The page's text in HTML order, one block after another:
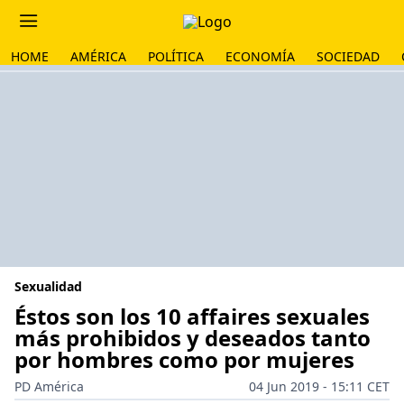
HOME AMÉRICA POLÍTICA ECONOMÍA SOCIEDAD
Sexualidad
Éstos son los 10 affaires sexuales
más prohibidos y deseados tanto
por hombres como por mujeres
PD América
04 Jun 2019 - 15:11 CET